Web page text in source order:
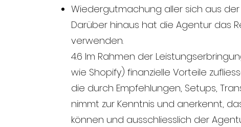
Wiedergutmachung aller sich aus
Darüber hinaus hat die Agentur das
verwenden.
4.6 Im Rahmen der
wie Shopify) finanzielle Vorteile
die durch Empfehlungen, Setups,
nimmt zur Kenntnis und anerkennt,
können und ausschliesslich der